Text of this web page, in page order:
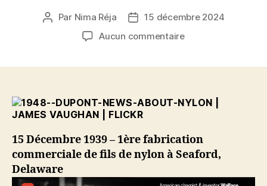
Auteur
Par Nima Réja
Date15 décembre 2024
Aucun commentairesur
1ère
de
fils
nylon
15 Décembre 1939 – 1ère fabrication
commerciale de fils de nylon à Seaford,
Delaware